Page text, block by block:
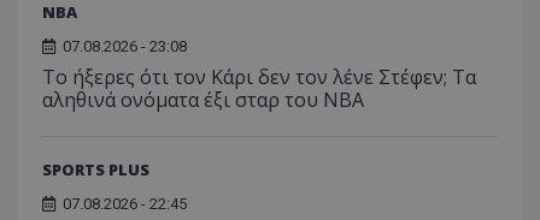
NBA
07.08.2026 - 23:08
Το ήξερες ότι τον Κάρι δεν τον λένε Στέφεν; Τα
αληθινά ονόματα έξι σταρ του NBA
SPORTS PLUS
07.08.2026 - 22:45